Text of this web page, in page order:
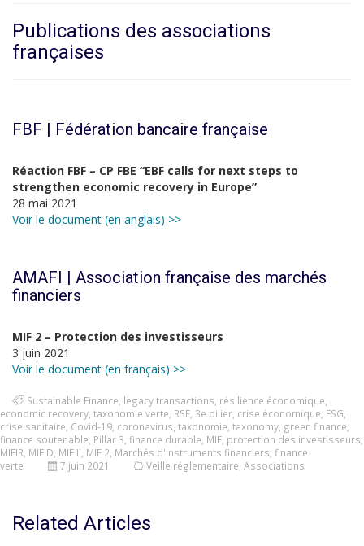
Publications des associations
françaises
FBF | Fédération bancaire française
Réaction FBF – CP FBE “EBF calls for next steps to
strengthen economic recovery in Europe”
28 mai 2021
Voir le document (en anglais) >>
AMAFI | Association française des marchés
financiers
MIF 2 – Protection des investisseurs
3 juin 2021
Voir le document (en français) >>
Sustainable Finance legacy transactions résilience économique
economic recovery taxonomie verte RSE 3e pilier crise économique ESG
crise sanitaire Covid-19 coronavirus taxonomie taxonomy green finance
finance soutenable Pillar 3 finance durable MIF protection des investisseurs
MIFIR MIFID MIF II MIF 2 Marchés d'instruments financiers finance
verte
7 juin 2021 Veille réglementaire Associations
Related Articles